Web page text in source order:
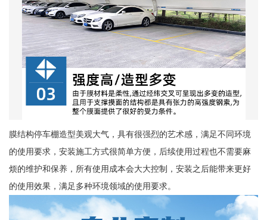
膜结构停车棚造型美观大气，具有很强烈的艺术感，满足不同环境
的使用要求，安装施工方式很简单方便，后续使用过程也不需要麻
烦的维护和保养，所有使用成本会大大控制，安装之后能带来更好
的使用效果，满足多种环境领域的使用要求。